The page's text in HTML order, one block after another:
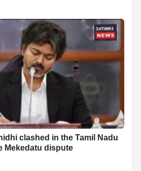
clashed in the Tamil Nadu
Mekedatu dispute